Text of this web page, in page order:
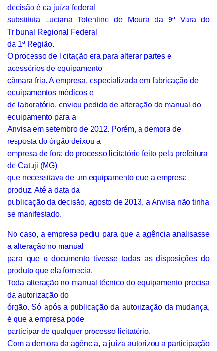
decisão é da juíza federal
substituta Luciana Tolentino de Moura da 9ª Vara do
Tribunal Regional Federal
da 1ª Região.
O processo de licitação era para alterar partes e
acessórios de equipamento
câmara fria. A empresa, especializada em fabricação de
equipamentos médicos e
de laboratório, enviou pedido de alteração do manual do
equipamento para a
Anvisa em setembro de 2012. Porém, a demora de
resposta do órgão deixou a
empresa de fora do processo licitatório feito pela prefeitura
de Catuji (MG)
que necessitava de um equipamento que a empresa
produz. Até a data da
publicação da decisão, agosto de 2013, a Anvisa não tinha
se manifestado.
No caso, a empresa pediu para que a agência analisasse
a alteração no manual
para que o documento tivesse todas as disposições do
produto que ela fornecia.
Toda alteração no manual técnico do equipamento precisa
da autorização do
órgão. Só após a publicação da autorização da mudança,
é que a empresa pode
participar de qualquer processo licitatório.
Com a demora da agência, a juíza autorizou a participação